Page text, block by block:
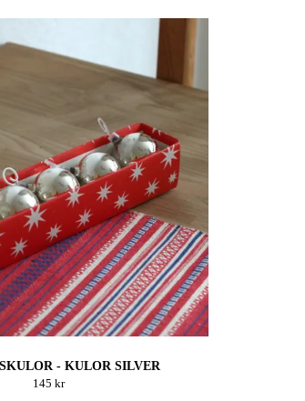
- KULOR SILVER
145 kr